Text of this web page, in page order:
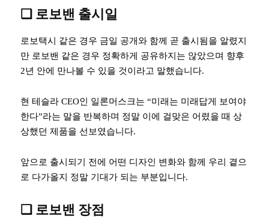
❏ 로보밴 출시일
로보택시 같은 경우 금일 공개와 함께 곧 출시됨을 알렸지
만 로보밴 같은 경우 정확하게 공유하지는 않았으며 향후
2년 안에 만나볼 수 있을 것이라고 말했습니다.
현 테슬라 CEO인 일론머스크는 “미래는 미래답게 보여야
한다”라는 말을 반복하며 정말 이에 걸맞은 어렸을 때 상
상했던 제품을 선보였습니다.
앞으로 출시되기 전에 어떤 디자인 변화와 함께 우리 곁으
로 다가올지 정말 기대가 되는 부분입니다.
❏ 로보밴 장점